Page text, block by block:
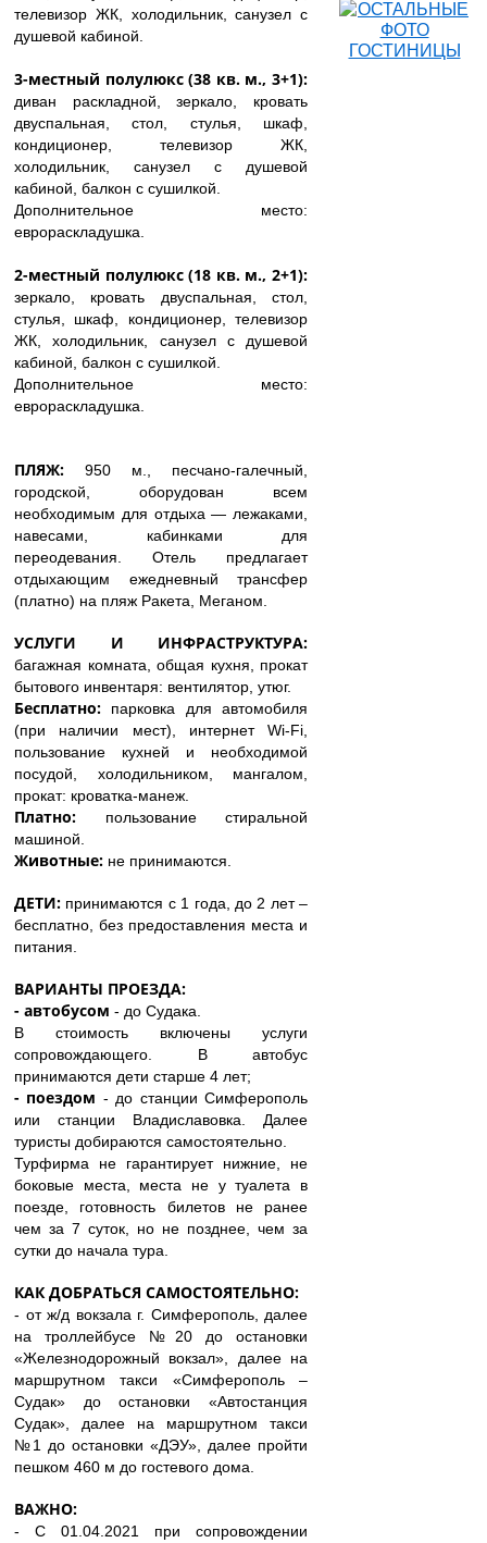
телевизор ЖК, холодильник, санузел с
душевой кабиной.
3-местный полулюкс (38 кв. м., 3+1):
диван раскладной, зеркало, кровать
двуспальная, стол, стулья, шкаф,
кондиционер, телевизор ЖК,
холодильник, санузел с душевой
кабиной, балкон с сушилкой.
Дополнительное место:
еврораскладушка.
2-местный полулюкс (18 кв. м., 2+1):
зеркало, кровать двуспальная, стол,
стулья, шкаф, кондиционер, телевизор
ЖК, холодильник, санузел с душевой
кабиной, балкон с сушилкой.
Дополнительное место:
еврораскладушка.
ПЛЯЖ: 950 м., песчано-галечный,
городской, оборудован всем
необходимым для отдыха — лежаками,
навесами, кабинками для
переодевания. Отель предлагает
отдыхающим ежедневный трансфер
(платно) на пляж Ракета, Меганом.
УСЛУГИ И ИНФРАСТРУКТУРА:
багажная комната, общая кухня, прокат
бытового инвентаря: вентилятор, утюг.
Бесплатно:
парковка для автомобиля
(при наличии мест), интернет Wi-Fi,
пользование кухней и необходимой
посудой, холодильником, мангалом,
прокат: кроватка-манеж.
Платно:
пользование стиральной
машиной.
Животные: не принимаются.
ДЕТИ: принимаются с 1 года, до 2 лет –
бесплатно, без предоставления места и
питания.
ВАРИАНТЫ ПРОЕЗДА:
- автобусом - до Судака.
В стоимость включены услуги
сопровождающего. В автобус
принимаются дети старше 4 лет;
- поездом - до станции Симферополь
или станции Владиславовка. Далее
туристы добираются самостоятельно.
Турфирма не гарантирует нижние, не
боковые места, места не у туалета в
поезде, готовность билетов не ранее
чем за 7 суток, но не позднее, чем за
сутки до начала тура.
КАК ДОБРАТЬСЯ САМОСТОЯТЕЛЬНО:
- от ж/д вокзала г. Симферополь, далее
на троллейбусе №20 до остановки
«Железнодорожный вокзал», далее на
маршрутном такси «Симферополь –
Судак» до остановки «Автостанция
Судак», далее на маршрутном такси
№1 до остановки «ДЭУ», далее пройти
пешком 460 м до гостевого дома.
ВАЖНО:
- С 01.04.2021 при сопровождении